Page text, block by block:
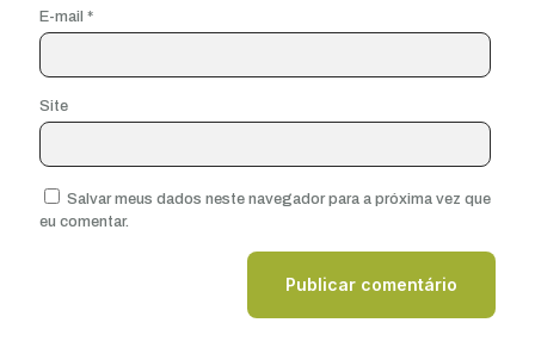
E-mail *
Site
Salvar meus dados neste navegador para a próxima vez que
eu comentar.